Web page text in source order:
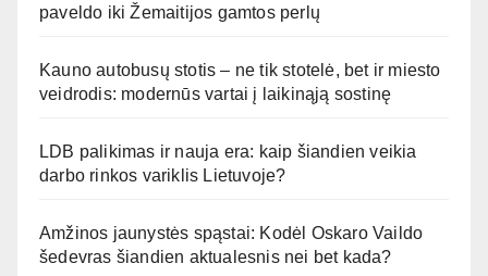
paveldo iki Žemaitijos gamtos perlų
Kauno autobusų stotis – ne tik stotelė, bet ir miesto
veidrodis: modernūs vartai į laikinąją sostinę
LDB palikimas ir nauja era: kaip šiandien veikia
darbo rinkos variklis Lietuvoje?
Amžinos jaunystės spąstai: Kodėl Oskaro Vaildo
šedevras šiandien aktualesnis nei bet kada?